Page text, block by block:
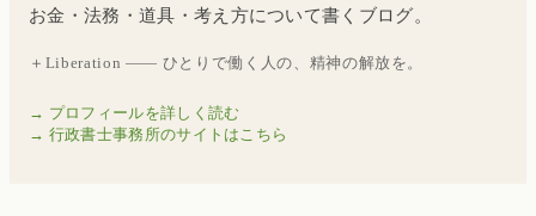
お金・法務・道具・考え方について書くブログ。
＋Liberation —— ひとりで働く人の、精神の解放を。
→ プロフィールを詳しく読む
→ 行政書士事務所のサイトはこちら